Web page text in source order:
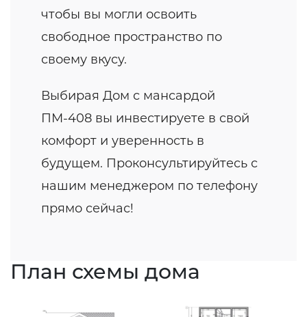
чтобы вы могли освоить
свободное пространство по
своему вкусу.
Выбирая Дом с мансардой
ПМ-408 вы инвестируете в свой
комфорт и уверенность в
будущем. Проконсультируйтесь с
нашим менеджером по телефону
прямо сейчас!
План схемы дома